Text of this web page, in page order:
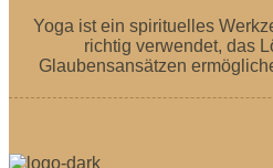
Yoga ist ein spirituelles
richtig verwendet, das
Glaubensansätzen